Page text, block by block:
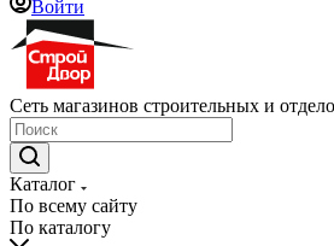
Войти
Сеть магазинов строительных и
Каталог
По всему сайту
По каталогу